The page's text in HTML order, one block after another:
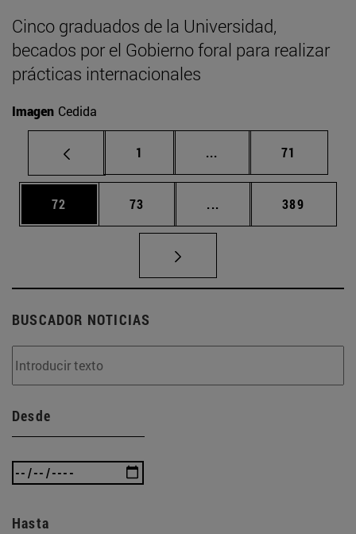
Cinco graduados de la Universidad,
becados por el Gobierno foral para realizar
prácticas internacionales
Imagen Cedida
Página
1 ... Páginas intermedias
Página
71
Página
72 Página
73 ... Páginas intermedias
Página
389
BUSCADOR NOTICIAS
Desde
Hasta